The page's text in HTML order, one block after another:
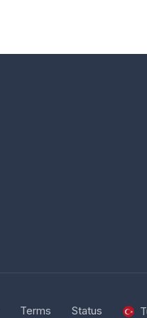
Terms Status